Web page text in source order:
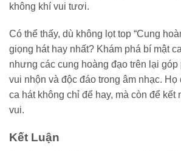
không khí vui tươi.
Có thể thấy, dù không lọt top “Cung
giọng hát hay nhất? Khám phá bí mật
nhưng các cung hoàng đạo trên lại
vui nhộn và độc đáo trong âm nhạc.
ca hát không chỉ để hay, mà còn để kết
vui.
Kết Luận